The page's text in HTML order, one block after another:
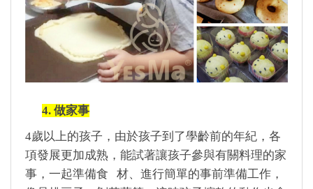
4. 做家事
4歲以上的孩子，由於孩子到了學齡前的年紀，各
項發展更加成熟，能試著讓孩子參與有關料理的家
事，一起準備食 材、進行簡單的事前準備工作，